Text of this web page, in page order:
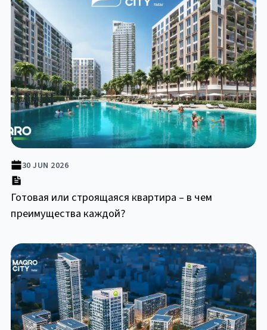
30 JUN 2026
Готовая или строящаяся квартира – в чем
преимущества каждой?